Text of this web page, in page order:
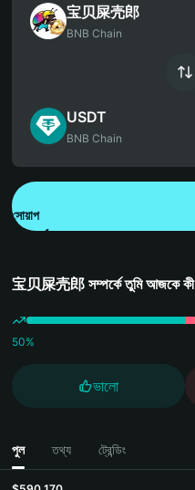
宝贝屎壳郎
BNB Chain
USDT
BNB Chain
সোয়াপ
宝贝屎壳郎 সম্পর্কে তুমি আজকে কী
50%
ভালো
পুল তথ্য ট্রেন্ডিং